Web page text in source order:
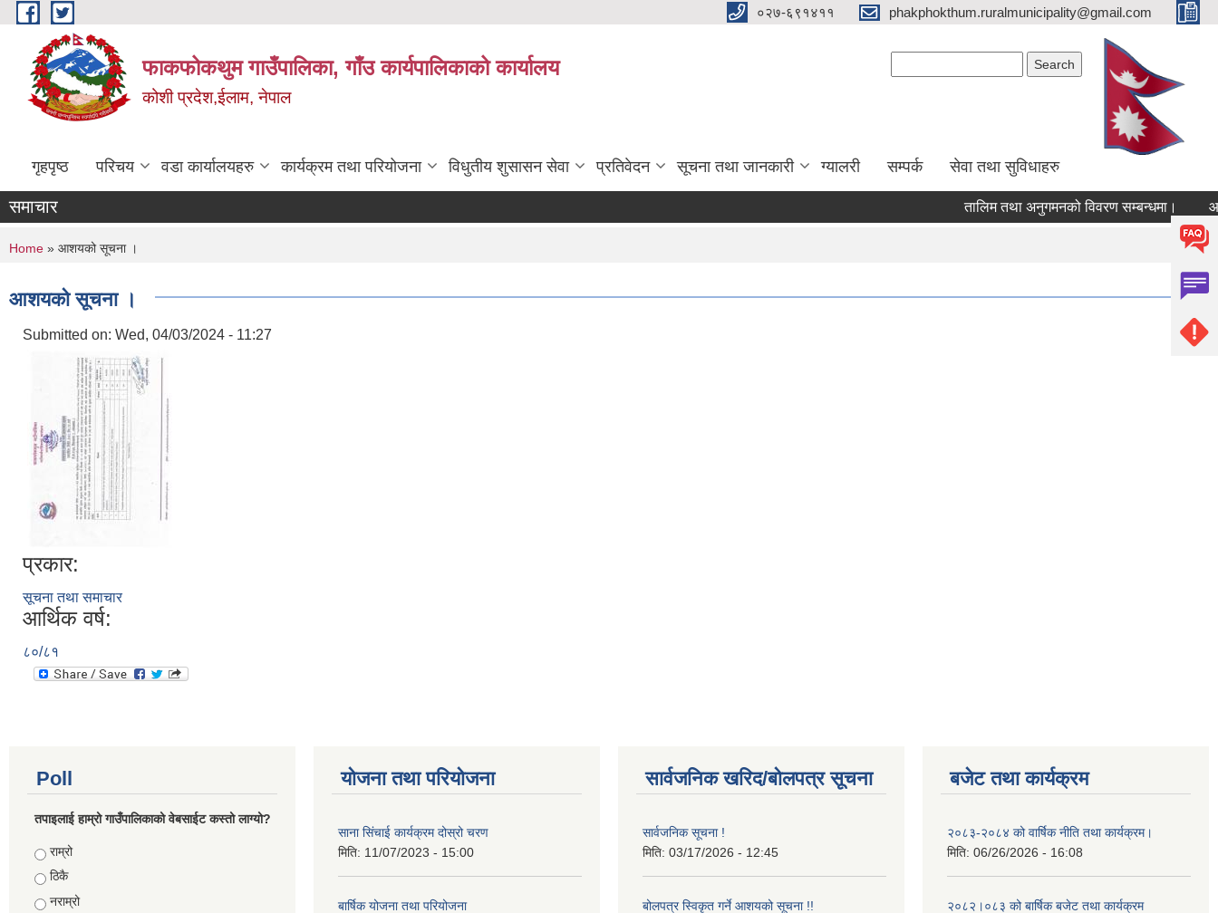
Skip to main content ०२७-६९१४११ phakphokthum.ruralmunicipality@gmail.com
फाकफोकथुम गाउँपालिका, गाँउ कार्यपालिकाको कार्यालय
कोशी प्रदेश,ईलाम, नेपाल
गृहपृष्ठ परिचय वडा कार्यालयहरु कार्यक्रम तथा परियोजना विधुतीय शुसासन सेवा प्रतिवेदन सूचना तथा जानकारी ग्यालरी सम्पर्क सेवा तथा सुविधाहरु
समाचार तालिम तथा अनुगमनको विवरण सम्बन्धमा।
You are here
Home » आशयको सूचना ।
आशयको सूचना ।
Submitted on: Wed, 04/03/2024 - 11:27
प्रकार:
सूचना तथा समाचार
आर्थिक वर्ष:
८०/८१
Poll
तपाइलाई हाम्रो गाउँपालिकाको वेबसाईट कस्तो लाग्यो?
Choices
राम्रो
ठिकै
नराम्रो
योजना तथा परियोजना
साना सिंचाई कार्यक्रम दोस्रो चरण
मिति: 11/07/2023 - 15:00
बार्षिक योजना तथा परियोजना
सार्वजनिक खरिद/बोलपत्र सूचना
सार्वजनिक सूचना !
मिति: 03/17/2026 - 12:45
बोलपत्र स्विकृत गर्ने आशयको सूचना !!
बजेट तथा कार्यक्रम
२०८३-२०८४ को वार्षिक नीति तथा कार्यक्रम।
मिति: 06/26/2026 - 16:08
२०८२।०८३ को बार्षिक बजेट तथा कार्यक्रम